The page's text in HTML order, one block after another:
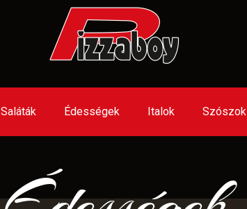
Saláták Édességek Italok Szószok